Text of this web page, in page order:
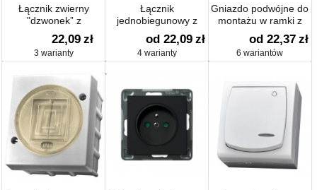
Łącznik zwierny
"dzwonek” z
podświetleniem
22,09 zł
3 warianty
Łącznik
jednobiegunowy z
podświetleniem
od 22,09 zł
4 warianty
Gniazdo podwójne do
montażu w ramki z
przesłonami
od 22,37 zł
6 wariantów